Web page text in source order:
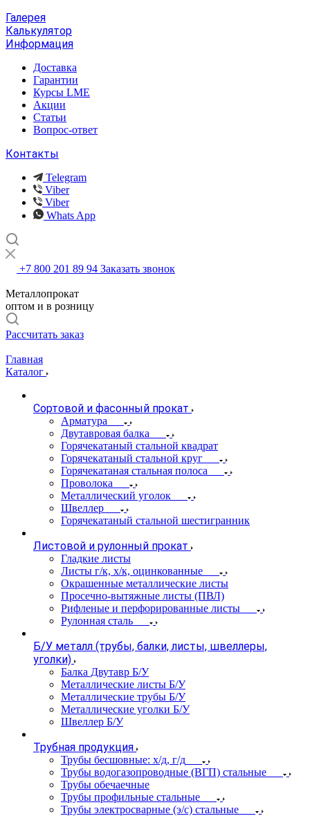
Галерея
Калькулятор
Информация
Доставка
Гарантии
Курсы LME
Акции
Статьи
Вопрос-ответ
Контакты
Telegram
Viber
Viber
Whats App
+7 800 201 89 94 Заказать звонок
Металлопрокат
оптом и в розницу
Рассчитать заказ
Главная
Каталог
Сортовой и фасонный прокат
Арматура
Двутавровая балка
Горячекатаный стальной квадрат
Горячекатаный стальной круг
Горячекатаная стальная полоса
Проволока
Металлический уголок
Швеллер
Горячекатаный стальной шестигранник
Листовой и рулонный прокат
Гладкие листы
Листы г/к, х/к, оцинкованные
Окрашенные металлические листы
Просечно-вытяжные листы (ПВЛ)
Рифленые и перфорированные листы
Рулонная сталь
Б/У металл (трубы, балки, листы, швеллеры,
уголки)
Балка Двутавр Б/У
Металлические листы Б/У
Металлические трубы Б/У
Металлические уголки Б/У
Швеллер Б/У
Трубная продукция
Трубы бесшовные: х/д, г/д
Трубы водогазопроводные (ВГП) стальные
Трубы обечаечные
Трубы профильные стальные
Трубы электросварные (э/с) стальные